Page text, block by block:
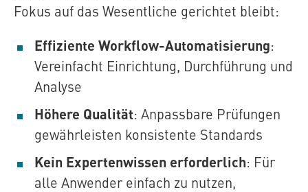
Fokus auf das Wesentliche gerichtet bleibt:
Effiziente Workflow-Automatisierung:
Vereinfacht Einrichtung, Durchführung und
Analyse
Höhere Qualität: Anpassbare Prüfungen
gewährleisten konsistente Standards
Kein Expertenwissen erforderlich: Für
alle Anwender einfach zu nutzen,